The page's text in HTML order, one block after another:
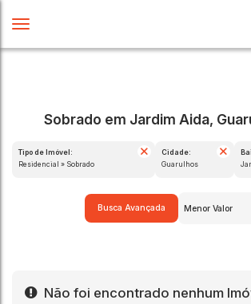
Sobrado em Jardim Aida,
Tipo de Imóvel:
Residencial » Sobrado
Cidade:
Guarulhos
Busca Avançada
Não foi encontrado nenhum